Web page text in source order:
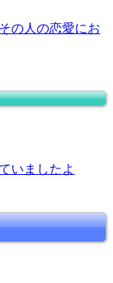
の人の恋愛にお
いましたよ